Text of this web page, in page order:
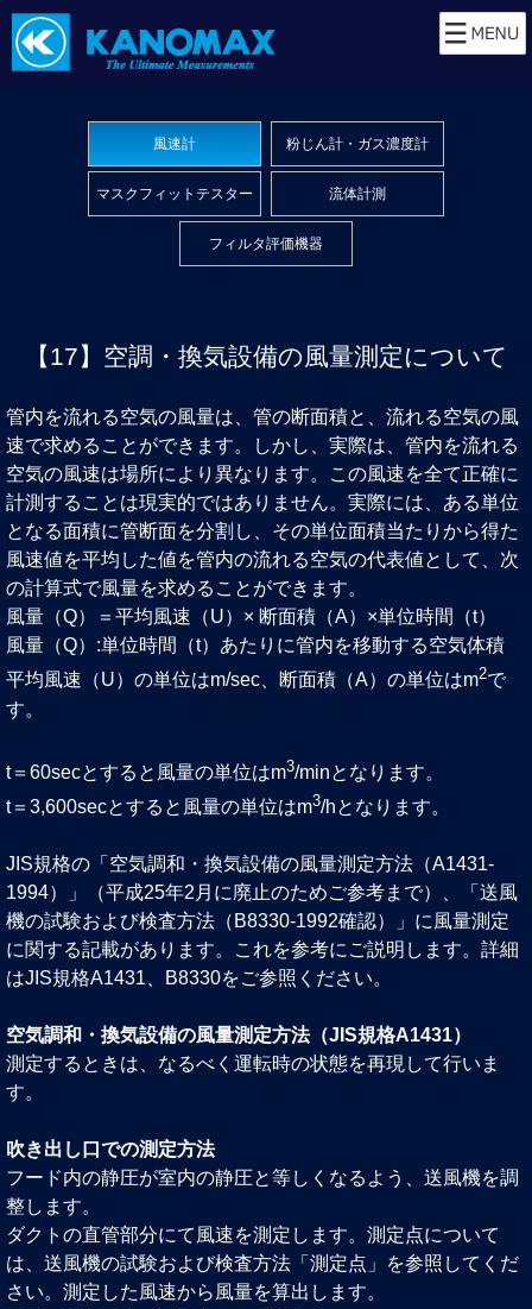
風速計 粉じん計・ガス濃度計
マスクフィットテスター 流体計測
フィルタ評価機器
【17】空調・換気設備の風量測定について
管内を流れる空気の風量は、管の断面積と、流れる空気の風
速で求めることができます。しかし、実際は、管内を流れる
空気の風速は場所により異なります。この風速を全て正確に
計測することは現実的ではありません。実際には、ある単位
となる面積に管断面を分割し、その単位面積当たりから得た
風速値を平均した値を管内の流れる空気の代表値として、次
の計算式で風量を求めることができます。
風量（Q）＝平均風速（U）× 断面積（A）×単位時間（t）
風量（Q）:単位時間（t）あたりに管内を移動する空気体積
平均風速（U）の単位はm/sec、断面積（A）の単位はm2で
す。
t＝60secとすると風量の単位はm3/minとなります。
t＝3,600secとすると風量の単位はm3/hとなります。
JIS規格の「空気調和・換気設備の風量測定方法（A1431-
1994）」（平成25年2月に廃止のためご参考まで）、「送風
機の試験および検査方法（B8330-1992確認）」に風量測定
に関する記載があります。これを参考にご説明します。詳細
はJIS規格A1431、B8330をご参照ください。
空気調和・換気設備の風量測定方法（JIS規格A1431）
測定するときは、なるべく運転時の状態を再現して行いま
す。
吹き出し口での測定方法
フード内の静圧が室内の静圧と等しくなるよう、送風機を調
整します。
ダクトの直管部分にて風速を測定します。測定点について
は、送風機の試験および検査方法「測定点」を参照してくだ
さい。測定した風速から風量を算出します。